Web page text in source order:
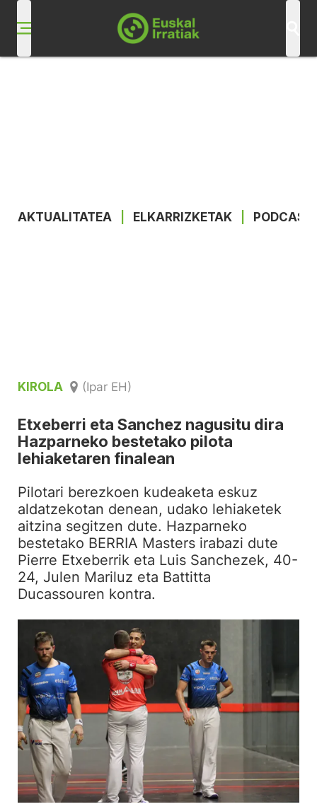
AKTUALITATEA ELKARRIZKETAK
KIROLA (Ipar EH)
Etxeberri eta Sanchez nagusitu dira
Hazparneko bestetako pilota
lehiaketaren finalean
Pilotari berezkoen kudeaketa eskuz
aldatzekotan denean, udako lehiaketek
aitzina segitzen dute. Hazparneko
bestetako BERRIA Masters irabazi dute
Pierre Etxeberrik eta Luis Sanchezek, 40-
24, Julen Mariluz eta Battitta
Ducassouren kontra.